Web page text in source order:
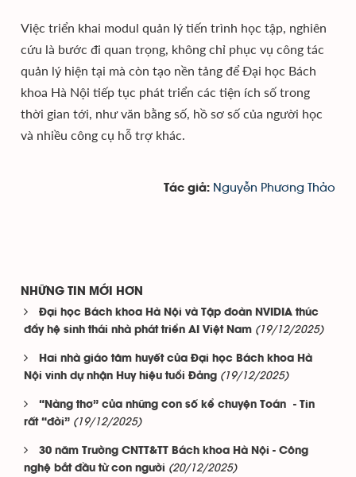
Việc triển khai modul quản lý tiến trình học tập, nghiên
cứu là bước đi quan trọng, không chỉ phục vụ công tác
quản lý hiện tại mà còn tạo nền tảng để Đại học Bách
khoa Hà Nội tiếp tục phát triển các tiện ích số trong
thời gian tới, như văn bằng số, hồ sơ số của người học
và nhiều công cụ hỗ trợ khác.
Tác giả: Nguyễn Phương Thảo
NHỮNG TIN MỚI HƠN
Đại học Bách khoa Hà Nội và Tập đoàn NVIDIA thúc
đẩy hệ sinh thái nhà phát triển AI Việt Nam (19/12/2025)
Hai nhà giáo tâm huyết của Đại học Bách khoa Hà
Nội vinh dự nhận Huy hiệu tuổi Đảng (19/12/2025)
“Nàng thơ” của những con số kể chuyện Toán - Tin
rất “đời” (19/12/2025)
30 năm Trường CNTT&TT Bách khoa Hà Nội - Công
nghệ bắt đầu từ con người (20/12/2025)